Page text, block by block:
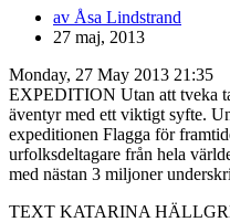
av Åsa Lindstrand
27 maj, 2013
Monday, 27 May 2013 21:35
EXPEDITION Utan att tveka
äventyr med ett viktigt syfte.
expeditionen Flagga för
urfolksdeltagare från hela
med nästan 3 miljoner
TEXT KATARINA